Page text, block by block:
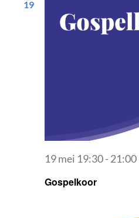
19
Gospelkoor
19 mei 19:30-21:00